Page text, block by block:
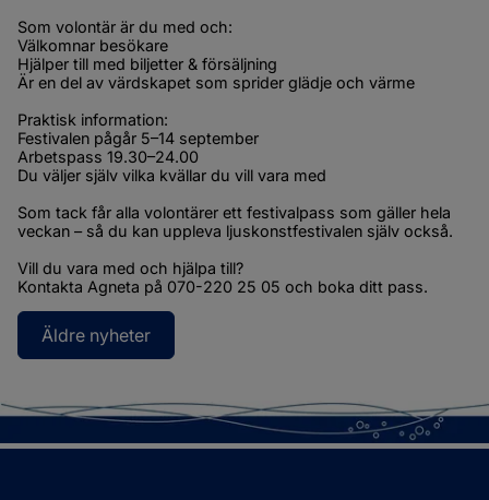
Som volontär är du med och:
Välkomnar besökare
Hjälper till med biljetter & försäljning
Är en del av värdskapet som sprider glädje och värme
Praktisk information:
Festivalen pågår 5–14 september
Arbetspass 19.30–24.00
Du väljer själv vilka kvällar du vill vara med
Som tack får alla volontärer ett festivalpass som gäller hela
veckan – så du kan uppleva ljuskonstfestivalen själv också.
Vill du vara med och hjälpa till?
Kontakta Agneta på 070-220 25 05 och boka ditt pass.
Äldre nyheter